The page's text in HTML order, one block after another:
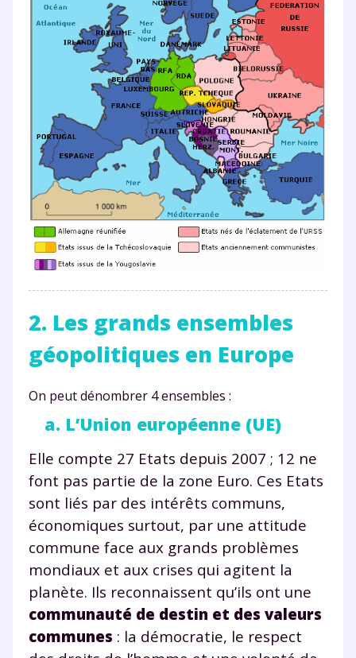
2. Les grands ensembles
géopolitiques en Europe
On peut dénombrer 4 ensembles :
a. L’Union européenne (UE)
Elle compte 27 Etats depuis 2007 ; 12 ne
font pas partie de la zone Euro. Ces Etats
sont liés par des intérêts communs,
économiques surtout, par une attitude
commune face aux grands problèmes
mondiaux et aux crises qui agitent la
planète. Ils reconnaissent qu’ils ont une
communauté de destin et des valeurs
communes : la démocratie, le respect